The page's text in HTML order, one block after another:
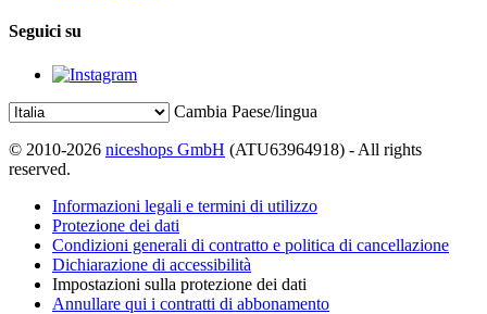
Seguici su
Cambia Paese/lingua
© 2010-2026 niceshops GmbH (ATU63964918) - All rights
reserved.
Informazioni legali e termini di utilizzo
Protezione dei dati
Condizioni generali di contratto e politica di cancellazione
Dichiarazione di accessibilità
Impostazioni sulla protezione dei dati
Annullare qui i contratti di abbonamento